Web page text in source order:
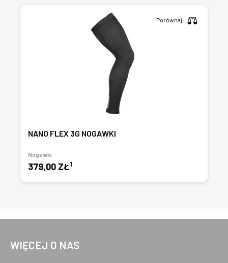
NANO FLEX 3G NOGAWKI
Nogawki
379,00 ZŁ1
Porównaj
WIĘCEJ O NAS